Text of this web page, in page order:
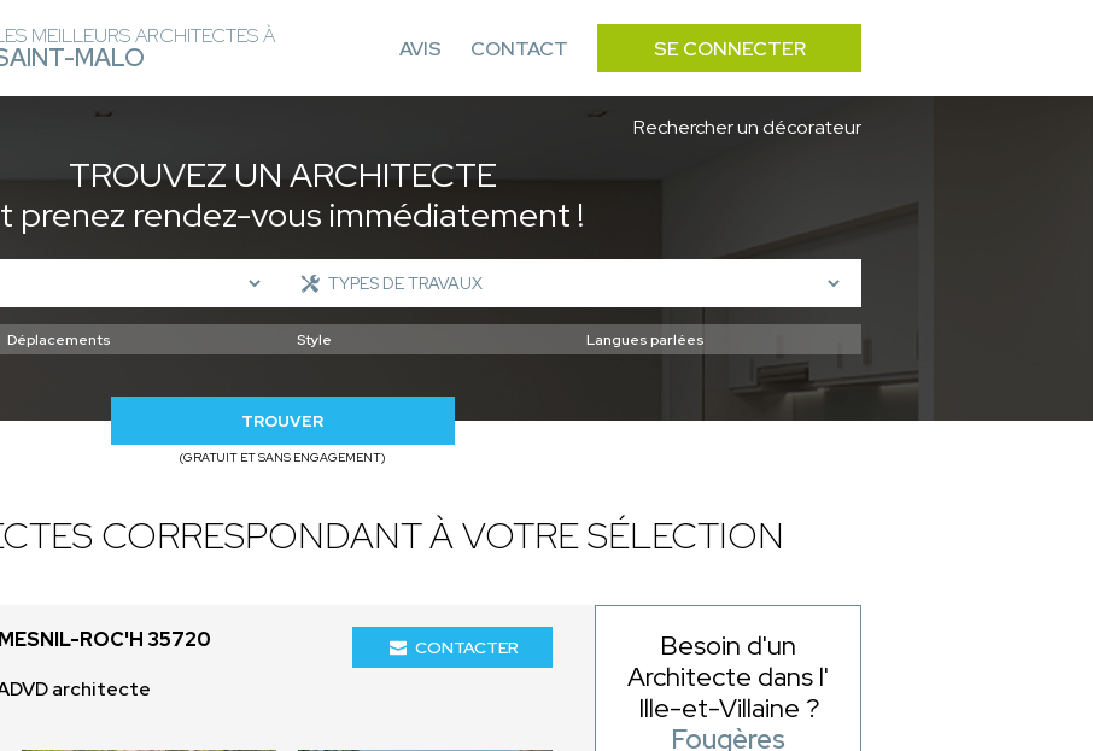
MEILLEURS ARCHITECTES À
MALO AVIS CONTACT SE CONNECTER
Rechercher un décorateur
TROUVEZ UN ARCHITECTE
prenez rendez-vous immédiatement !
TROUVER
(GRATUIT ET SANS ENGAGEMENT)
CORRESPONDANT À VOTRE SÉLECTION
ROC'H 35720
architecte
CONTACTER
Besoin d'un
Architecte dans l'
Ille-et-Villaine ?
Fougères